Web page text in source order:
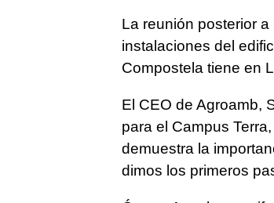
La reunión posterior
instalaciones del
Compostela tiene en
El CEO de Agroamb,
para el Campus
demuestra la
dimos los primeros